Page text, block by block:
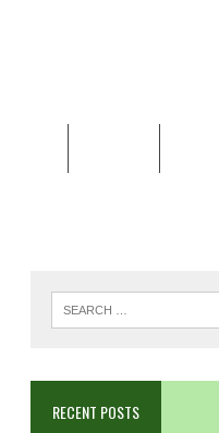
RECENT POSTS